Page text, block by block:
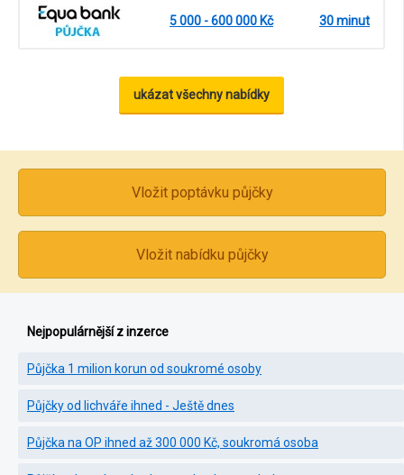
5 000 - 600 000 Kč 30 minut
ukázat všechny nabídky
Vložit poptávku půjčky
Vložit nabídku půjčky
Nejpopulárnější z inzerce
Půjčka 1 milion korun od soukromé osoby
Půjčky od lichváře ihned - Ještě dnes
Půjčka na OP ihned až 300 000 Kč, soukromá osoba